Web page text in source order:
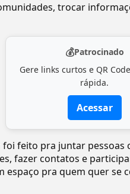
trocar
💰Patrocinado
Gere links curtos e QR
rápida.
Acessar
foi feito pra juntar pessoas
fazer contatos e
espaço pra quem quer se